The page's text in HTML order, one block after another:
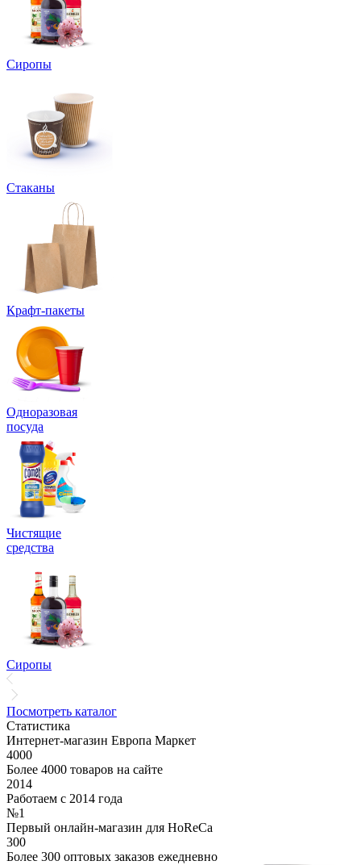
Сиропы
Стаканы
Крафт-пакеты
Одноразовая
посуда
Чистящие
средства
Сиропы
Посмотреть каталог
Статистика
Интернет-магазин Европа Маркет
4000
Более 4000 товаров на сайте
2014
Работаем с 2014 года
№1
Первый онлайн-магазин для HoReCa
300
Более 300 оптовых заказов ежедневно